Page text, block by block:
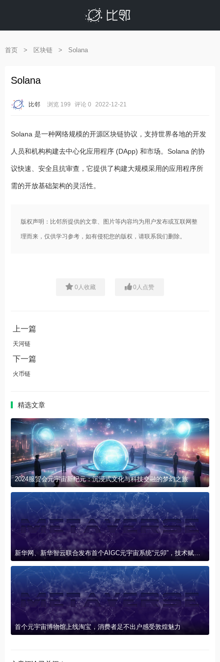
首页 > 区块链 > Solana
Solana
比邻 浏览 199 评论 0 2022-12-21
Solana 是一种网络规模的开源区块链协议，支持世界各地的开发
人员和机构构建去中心化应用程序 (DApp) 和市场。Solana 的协
议快速、安全且抗审查，它提供了构建大规模采用的应用程序所
需的开放基础架构的灵活性。
版权声明：比邻所提供的文章、图片等内容均为用户发布或互联网整
理而来，仅供学习参考，如有侵犯您的版权，请联系我们删除。
0 人收藏 0 人点赞
上一篇
天河链
下一篇
火币链
精选文章
2024服贸会元宇宙新纪元：沉浸式文化与科技交融的梦幻之旅
首个元宇宙博物馆上线淘宝，消费者足不出户感受敦煌魅力